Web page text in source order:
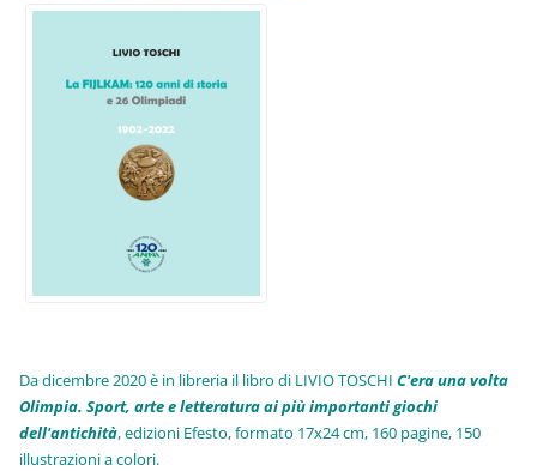
Da dicembre 2020 è in libreria il libro di LIVIO TOSCHIC'era una volta
Olimpia. Sport, arte e letteratura ai più importanti giochi
dell'antichità,edizioni Efesto, formato 17x24 cm, 160 pagine, 150
illustrazioni a colori.